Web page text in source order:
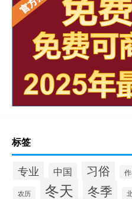
标签
专业 中国 习俗
农历 冬天 冬季